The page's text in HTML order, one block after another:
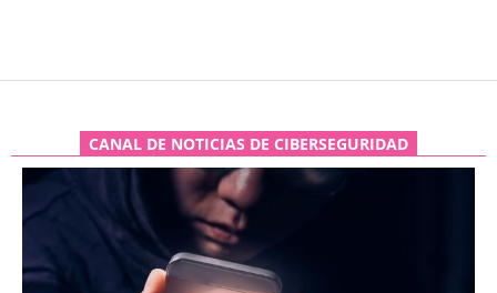
CANAL DE NOTICIAS DE CIBERSEGURIDAD